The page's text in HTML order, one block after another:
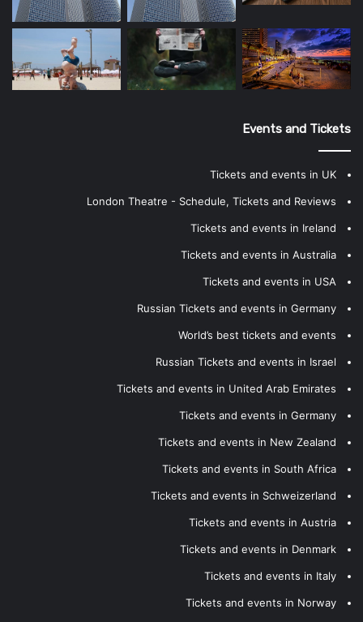
Events and Tickets
Tickets and events in UK
London Theatre - Schedule, Tickets and Reviews
Tickets and events in Ireland
Tickets and events in Australia
Tickets and events in USA
Russian Tickets and events in Germany
World’s best tickets and events
Russian Tickets and events in Israel
Tickets and events in United Arab Emirates
Tickets and events in Germany
Tickets and events in New Zealand
Tickets and events in South Africa
Tickets and events in Schweizerland
Tickets and events in Austria
Tickets and events in Denmark
Tickets and events in Italy
Tickets and events in Norway